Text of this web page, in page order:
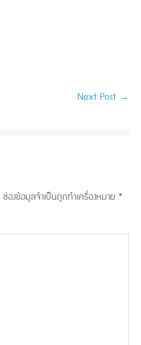
Next Post →
ช่องข้อมูลจำเป็นถูกทำเครื่องหมาย *